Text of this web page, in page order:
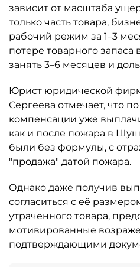
зависит от масштаба
только часть товара,
рабочий режим за 1–3
потере товарного
занять 3–6 месяцев и
Юрист юридической
Сергеева отмечает, что
компенсации уже
как и после пожара в
были без формулы, с
"продажа" датой пожара.
Однако даже получив
согласиться с её
утраченного товара,
мотивированные
подтверждающими